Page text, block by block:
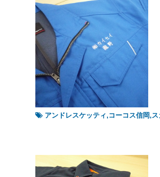
アンドレスケッティ,コーコス信岡,